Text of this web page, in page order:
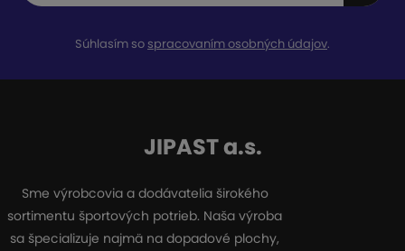
Súhlasím so spracovaním osobných údajov.
JIPAST a.s.
Sme výrobcovia a dodávatelia širokého
sortimentu športových potrieb. Naša výroba
sa špecializuje najmä na dopadové plochy,